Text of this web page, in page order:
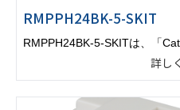
RMPPH24BK-5-SKIT
RMPPH24BK-5-SKITは、「
詳し